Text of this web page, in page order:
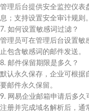
管理后台提供安全监控仪表
息；支持设置安全审计规则。
7. 如何设置敏感词过滤？
管理员可在管理后台设置敏
止包含敏感词的邮件发送。
8. 邮件保留期限是多久？
默认永久保存，企业可根据
要邮件永久保留。
9. 网易企业邮箱申请后多久
注册并完成域名解析后，通